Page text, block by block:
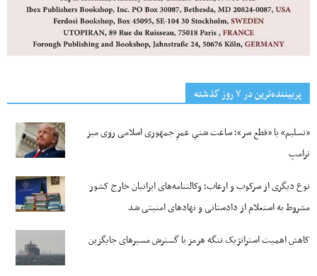
پربیننده‌ترین‌ در ۷ روز گذشته
«تسلیم» یا «قطع سر»؛ ساعت شنیِ عمرِ جمهوری اسلامی روی میز
ترامپ
نوع دیگری از سرکوب و ارعاب؛ وکالتنامه‌های ایرانیان خارج کشور
مشروط به استعلام از دادستانی و نهادهای امنیتی شد
کاهش اهمیت استراتژیک تنگه‌ هرمز با گسترش مسیرهای جایگزین